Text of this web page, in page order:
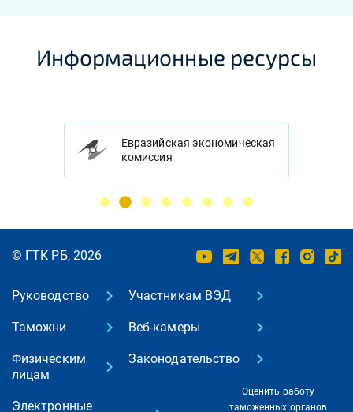
Информационные ресурсы
Евразийская экономическая
комиссия
© ГТК РБ, 2026
Руководство
Таможни
Физическим
лицам
Участникам ВЭД
Веб-камеры
Законодательство
Электронные
Оценить работу
таможенных органов